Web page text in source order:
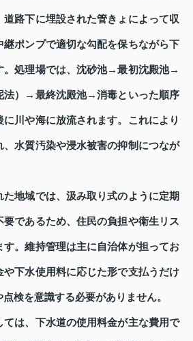
路下に埋設された管きょによって収
継ポンプで適切な勾配を保ちながら下
。処理場では、沈砂池→最初沈殿池→
法）→最終沈殿池→消毒といった順序
川や海に放流されます。これにより
、水質汚染や浸水被害の抑制につなが
地域では、汲み取り式のように定期
要であるため、住民の負担や衛生リス
す。維持管理は主に自治体が担ってお
や下水使用料に応じた形で支払うだけ
検を意識する必要がありません。
ては、下水道の使用料金が主な費用で